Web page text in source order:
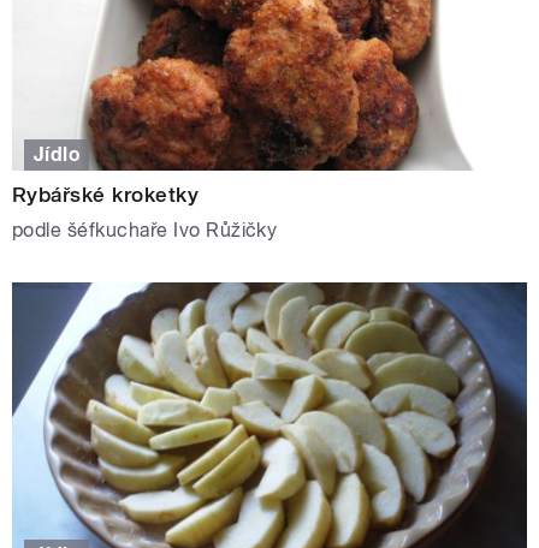
Jídlo
Rybářské kroketky
podle šéfkuchaře Ivo Růžičky